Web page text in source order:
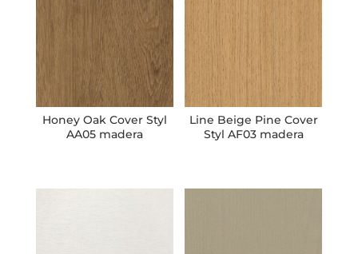
Honey Oak Cover Styl
AA05 madera
Line Beige Pine Cover
Styl AF03 madera